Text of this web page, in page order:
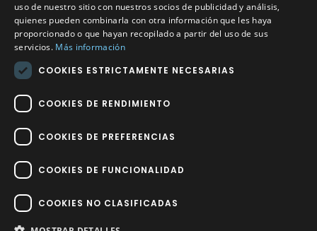
Teléfono957 04 96 57
Emailinfo@factory-sport.es
HORARIO COMERCIAL
Lunes a viernes
10:00 a 14:00 / 18:00 a 21:00
Factory Sport 2023© – Todos los derechos reservados | Hecho por
Impulsoh Performance Marketing
uso de nuestro sitio con nuestros socios de publicidad y análisis,
quienes pueden combinarla con otra información que les haya
proporcionado o que hayan recopilado a partir del uso de sus
servicios. Más información
COOKIES ESTRICTAMENTE NECESARIAS
COOKIES DE RENDIMIENTO
COOKIES DE PREFERENCIAS
COOKIES DE FUNCIONALIDAD
COOKIES NO CLASIFICADAS